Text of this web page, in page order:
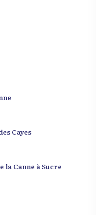
Cayes
Canne à Sucre